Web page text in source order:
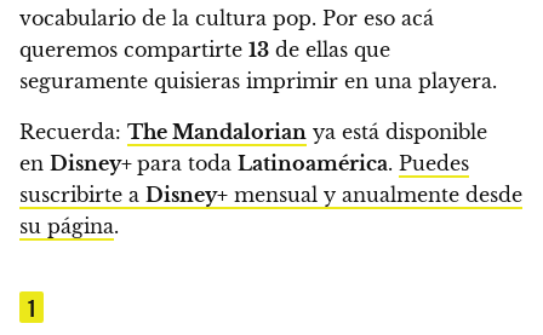
vocabulario de la cultura pop. Por eso acá
queremos compartirte 13 de ellas que
seguramente quisieras imprimir en una playera.
Recuerda: The Mandalorian ya está disponible
en Disney+ para toda Latinoamérica. Puedes
suscribirte a Disney+ mensual y anualmente desde
su página.
1